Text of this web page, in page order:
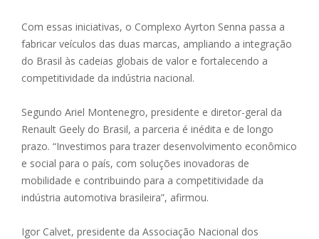
Com essas iniciativas, o Complexo Ayrton Senna passa a
fabricar veículos das duas marcas, ampliando a integração
do Brasil às cadeias globais de valor e fortalecendo a
competitividade da indústria nacional.
Segundo Ariel Montenegro, presidente e diretor-geral da
Renault Geely do Brasil, a parceria é inédita e de longo
prazo. “Investimos para trazer desenvolvimento econômico
e social para o país, com soluções inovadoras de
mobilidade e contribuindo para a competitividade da
indústria automotiva brasileira”, afirmou.
Igor Calvet, presidente da Associação Nacional dos